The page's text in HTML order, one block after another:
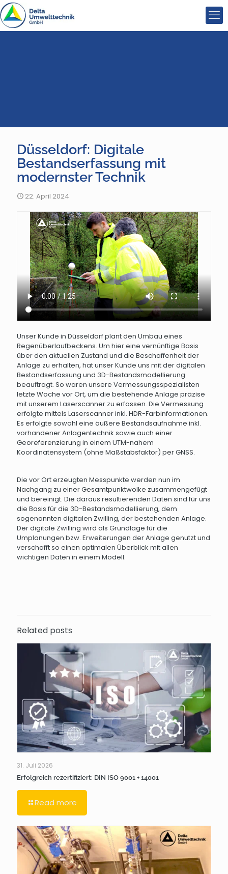
Düsseldorf: Digitale
Bestandserfassung mit
modernster Technik
22. April 2024
Unser Kunde in Düsseldorf plant den Umbau eines
Regenüberlaufbeckens. Um hier eine vernünftige Basis
über den aktuellen Zustand und die Beschaffenheit der
Anlage zu erhalten, hat unser Kunde uns mit der digitalen
Bestandserfassung und 3D-Bestandsmodellierung
beauftragt. So waren unsere Vermessungsspezialisten
letzte Woche vor Ort, um die bestehende Anlage präzise
mit unserem Laserscanner zu erfassen. Die Vermessung
erfolgte mittels Laserscanner inkl. HDR-Farbinformationen.
Es erfolgte sowohl eine äußere Bestandsaufnahme inkl.
vorhandener Anlagentechnik sowie auch einer
Georeferenzierung in einem UTM-nahem
Koordinatensystem (ohne Maßstabsfaktor) per GNSS.
Die vor Ort erzeugten Messpunkte werden nun im
Nachgang zu einer Gesamtpunktwolke zusammengefügt
und bereinigt. Die daraus resultierenden Daten sind für uns
die Basis für die 3D-Bestandsmodellierung, dem
sogenannten digitalen Zwilling, der bestehenden Anlage.
Der digitale Zwilling wird als Grundlage für die
Umplanungen bzw. Erweiterungen der Anlage genutzt und
verschafft so einen optimalen Überblick mit allen
wichtigen Daten in einem Modell.
Related posts
31. Juli 2026
Erfolgreich rezertifiziert: DIN ISO 9001 + 14001
Read more